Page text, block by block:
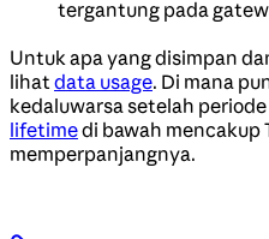
tergantung pada
Untuk apa yang disimpan
lihat data usage. Di mana
kedaluwarsa setelah
lifetimedi bawah mencakup
memperpanjangnya.